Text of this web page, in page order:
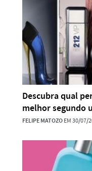
Descubra qual
melhor segundo
FELIPE MATOZOEM 30/07/